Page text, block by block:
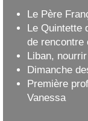
Le Père
Le Quintette
de rencontre
Liban,
Dimanche
Première
Vanessa